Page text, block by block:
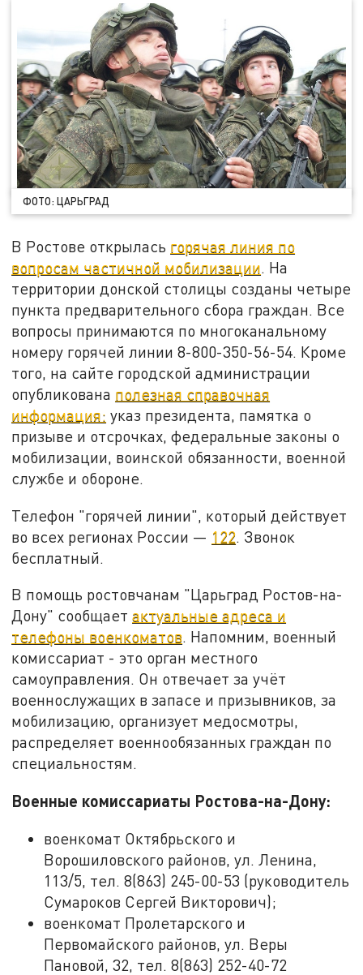
ФОТО: ЦАРЬГРАД
В Ростове открылась горячая линия по
вопросам частичной мобилизации. На
территории донской столицы созданы четыре
пункта предварительного сбора граждан. Все
вопросы принимаются по многоканальному
номеру горячей линии 8-800-350-56-54. Кроме
того, на сайте городской администрации
опубликована полезная справочная
информация: указ президента, памятка о
призыве и отсрочках, федеральные законы о
мобилизации, воинской обязанности, военной
службе и обороне.
Телефон "горячей линии", который действует
во всех регионах России — 122 . Звонок
бесплатный.
В помощь ростовчанам "Царьград Ростов-на-
Дону" сообщаетактуальные адреса и
телефоны военкоматов. Напомним, военный
комиссариат - это орган местного
самоуправления. Он отвечает за учёт
военнослужащих в запасе и призывников, за
мобилизацию, организует медосмотры,
распределяет военнообязанных граждан по
специальностям.
Военные комиссариаты Ростова-на-Дону:
военкомат Октябрьского и
Ворошиловского районов, ул. Ленина,
113/5, тел. 8(863) 245-00-53 (руководитель
Сумароков Сергей Викторович);
военкомат Пролетарского и
Первомайского районов, ул. Веры
Пановой, 32, тел. 8(863) 252-40-72